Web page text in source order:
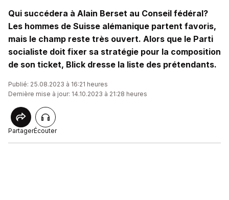
Qui succédera à Alain Berset au Conseil fédéral?
Les hommes de Suisse alémanique partent favoris,
mais le champ reste très ouvert. Alors que le Parti
socialiste doit fixer sa stratégie pour la composition
de son ticket, Blick dresse la liste des prétendants.
Publié: 25.08.2023 à 16:21 heures
Dernière mise à jour: 14.10.2023 à 21:28 heures
PartagerÉcouter